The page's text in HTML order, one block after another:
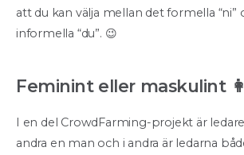
att du kan välja mellan det formella “ni”
informella “du”. 😉
Feminint eller maskulint
I en del CrowdFarming-projekt är
andra en man och i andra är ledarna